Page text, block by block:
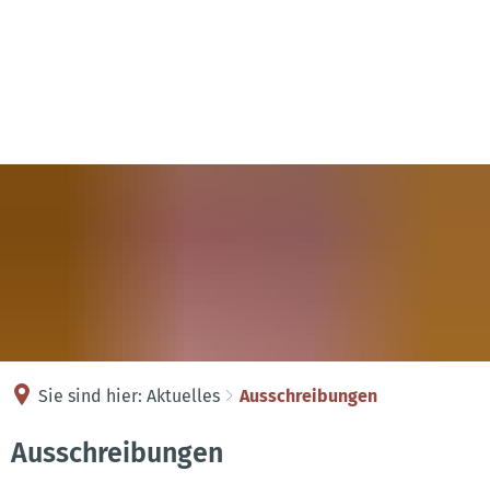
Sie sind hier: Aktuelles Ausschreibungen
Ausschreibungen
Ausschreibungen